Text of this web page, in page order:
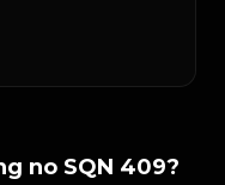
no SQN 409?